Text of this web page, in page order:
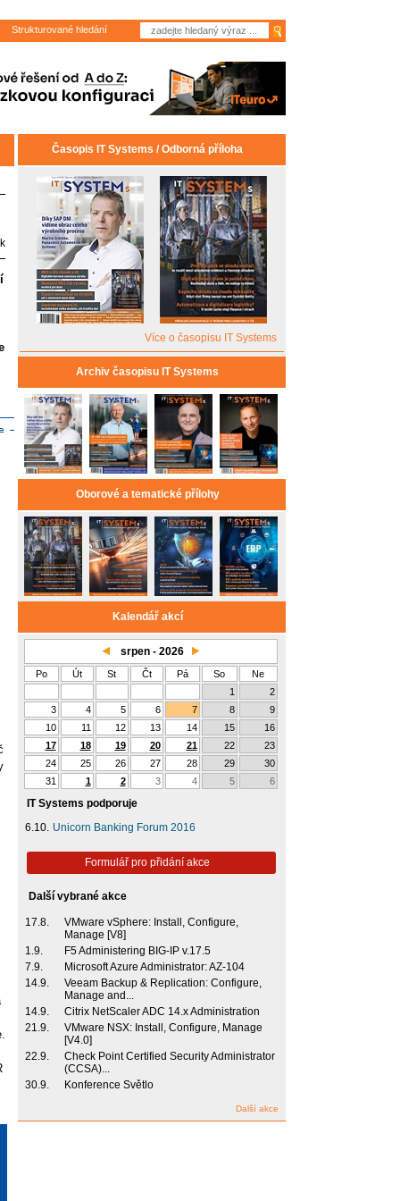
Strukturované hledání
Časopis IT Systems / Odborná příloha
Více o časopisu IT Systems
Archiv časopisu IT Systems
Oborové a tematické přílohy
Kalendář akcí
srpen - 2026
Po Út St Čt Pá So
Ne
1
2
3
4 5 6 7 8
9
10
11 12 13 14 15
16
17
18 19 20 21 22
23
24
25 26 27 28 29
30
31
1 2 3 4 5 6
IT Systems podporuje
6.10. Unicorn Banking Forum 2016
Formulář pro přidání akce
Další vybrané akce
17.8.
VMware vSphere: Install, Configure,
Manage [V8]
1.9.
F5 Administering BIG-IP v.17.5
7.9.
Microsoft Azure Administrator: AZ-104
14.9.
Veeam Backup & Replication: Configure,
Manage and...
14.9.
Citrix NetScaler ADC 14.x Administration
21.9.
VMware NSX: Install, Configure, Manage
[V4.0]
22.9.
Check Point Certified Security Administrator
(CCSA)...
30.9.
Konference Světlo
Další akce